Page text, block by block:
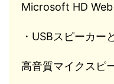
Microsoft HD Web
・USBスピーカー
高音質マイクスピ